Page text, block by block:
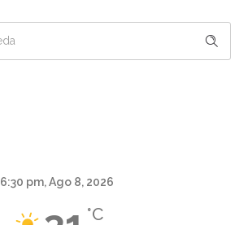
6:30 pm,Ago 8, 2026
°C